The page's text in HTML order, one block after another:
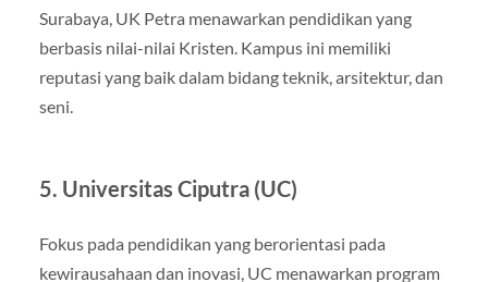
Surabaya, UK Petra menawarkan pendidikan yang
berbasis nilai-nilai Kristen. Kampus ini memiliki
reputasi yang baik dalam bidang teknik, arsitektur, dan
seni.
5. Universitas Ciputra (UC)
Fokus pada pendidikan yang berorientasi pada
kewirausahaan dan inovasi, UC menawarkan program